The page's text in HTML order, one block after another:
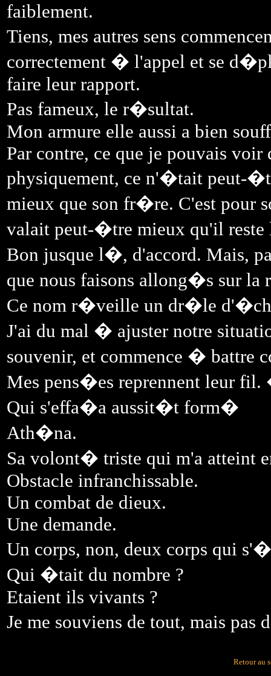
faiblement.
Tiens, mes autres sens
correctement � l'appel et se
faire leur rapport.
Pas fameux, le r�sultat.
Mon armure elle aussi a bien
Par contre, ce que je pouvais
physiquement, ce n'�tait peut-
mieux que son fr�re. C'est pour
valait peut-�tre mieux qu'il reste
Bon jusque l�, d'accord. Mais,
que nous faisons allong�s sur la
Ce nom r�veille un dr�le
J'ai du mal � ajuster notre
souvenir, et commence � battre
Mes pens�es reprennent leur fil.
Qui s'effa�a aussit�t form�
Ath�na.
Sa volont� triste qui m'a atteint
Obstacle infranchissable.
Un combat de dieux.
Une demande.
Un corps, non, deux corps qui
Qui �tait du nombre ?
Etaient ils vivants ?
Je me souviens de tout, mais
Retour au